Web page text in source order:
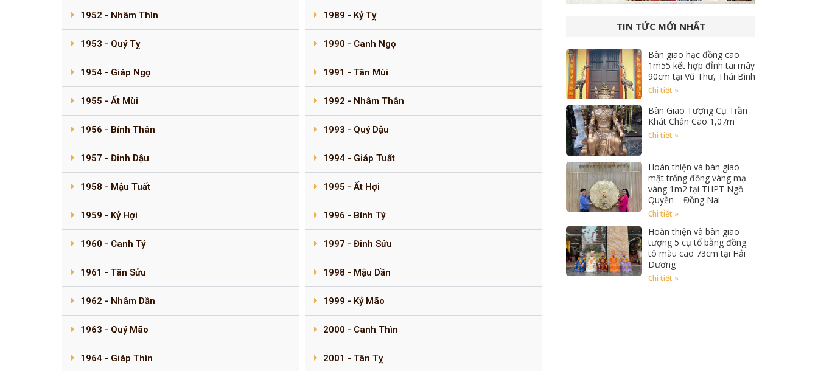
1952 - Nhâm Thìn
1953 - Quý Tỵ
1954 - Giáp Ngọ
1955 - Ất Mùi
1956 - Bính Thân
1957 - Đinh Dậu
1958 - Mậu Tuất
1959 - Kỷ Hợi
1960 - Canh Tý
1961 - Tân Sửu
1962 - Nhâm Dần
1963 - Quý Mão
1964 - Giáp Thìn
1989 - Kỷ Tỵ
1990 - Canh Ngọ
1991 - Tân Mùi
1992 - Nhâm Thân
1993 - Quý Dậu
1994 - Giáp Tuất
1995 - Ất Hợi
1996 - Bính Tý
1997 - Đinh Sửu
1998 - Mậu Dần
1999 - Kỷ Mão
2000 - Canh Thìn
2001 - Tân Tỵ
TIN TỨC MỚI NHẤT
Bàn giao hạc đồng cao
1m55 kết hợp đỉnh tai mây
90cm tại Vũ Thư, Thái Bình
Chi tiết »
Bàn Giao Tượng Cụ Trần
Khát Chân Cao 1,07m
Chi tiết »
Hoàn thiện và bàn giao
mặt trống đồng vàng mạ
vàng 1m2 tại THPT Ngồ
Quyền – Đồng Nai
Chi tiết »
Hoàn thiện và bàn giao
tượng 5 cụ tổ bằng đồng
tô màu cao 73cm tại Hải
Dương
Chi tiết »